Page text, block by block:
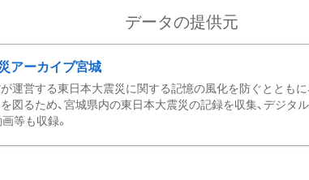
データの提供元
アーカイブ宮城
運営する東日本大震災に関する記憶の風化を防ぐとともに
図るため、宮城県内の東日本大震災の記録を収集、デジタ
等も収録。